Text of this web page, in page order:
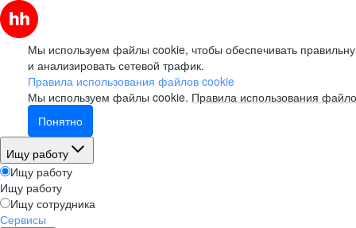
Мы используем файлы cookie, чтобы обеспечивать
и анализировать сетевой трафик.
Правила использования файлов cookie
Мы используем файлы cookie. Правила использования
Понятно
Ищу работу
Ищу работу
Ищу работу
Ищу сотрудника
Сервисы